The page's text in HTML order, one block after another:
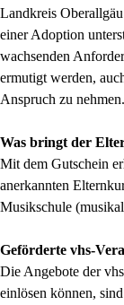
Landkreis
einer Adoption
wachsenden
ermutigt werden,
Anspruch zu nehmen.
Was bringt der
Mit dem Gutschein
anerkannten
Musikschule
Geförderte vhs-
Die Angebote der
einlösen können,